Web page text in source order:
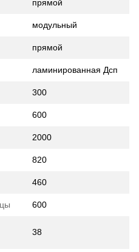
прямой
модульный
прямой
ламинированная Дсп
300
600
2000
820
460
600
38